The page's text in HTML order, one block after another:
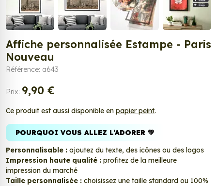
Affiche personnalisée Estampe - Paris
Nouveau
Référence: a643
Prix: 9,90 €
Ce produit est aussi disponible en papier peint.
POURQUOI VOUS ALLEZ L’ADORER 💚
Personnalisable : ajoutez du texte, des icônes ou des logos
Impression haute qualité : profitez de la meilleure
impression du marché
Taille personnalisée : choisissez une taille standard ou 100%